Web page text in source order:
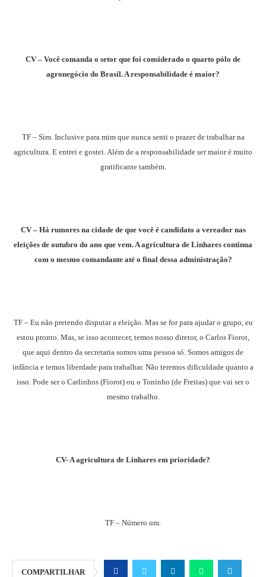
CV – Você comanda o setor que foi considerado o quarto pólo de
agronegócio do Brasil. A responsabilidade é maior?
TF – Sim. Inclusive para mim que nunca senti o prazer de trabalhar na
agricultura. E entrei e gostei. Além de a responsabilidade ser maior é muito
gratificante também.
CV – Há rumores na cidade de que você é candidato a vereador nas
eleições de outubro do ano que vem. A agricultura de Linhares continua
com o mesmo comandante até o final dessa administração?
TF – Eu não pretendo disputar a eleição. Mas se for para ajudar o grupo, eu
estou pronto. Mas, se isso acontecer, temos nosso diretor, o Carlos Fiorot,
que aqui dentro da secretaria somos uma pessoa só. Somos amigos de
infância e temos liberdade para trabalhar. Não teremos dificuldade quanto a
isso. Pode ser o Carlinhos (Fiorot) ou o Toninho (de Freitas) que vai ser o
mesmo trabalho.
CV- A agricultura de Linhares em prioridade?
TF – Número um.
COMPARTILHAR